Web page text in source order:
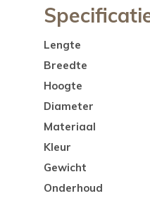
Lengte
Breedte
Hoogte
Diameter
Materiaal
Kleur
Gewicht
Onderhoud